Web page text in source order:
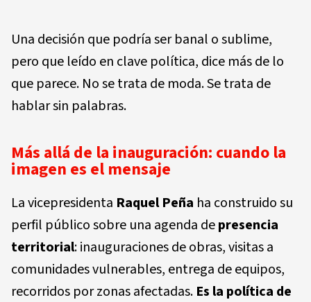
Una decisión que podría ser banal o sublime,
pero que leído en clave política, dice más de lo
que parece. No se trata de moda. Se trata de
hablar sin palabras.
Más allá de la inauguración: cuando la
imagen es el mensaje
La vicepresidenta Raquel Peña ha construido su
perfil público sobre una agenda depresencia
territorial: inauguraciones de obras, visitas a
comunidades vulnerables, entrega de equipos,
recorridos por zonas afectadas. Es la política de